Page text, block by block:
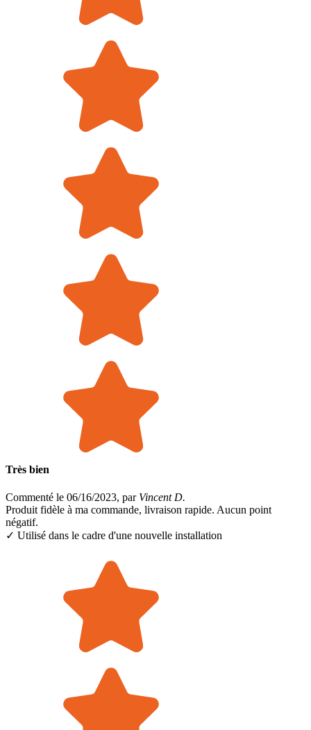
Très bien
Commenté le 06/16/2023, par Vincent D.
Produit fidèle à ma commande, livraison rapide. Aucun point
négatif.
✓ Utilisé dans le cadre d'une nouvelle installation